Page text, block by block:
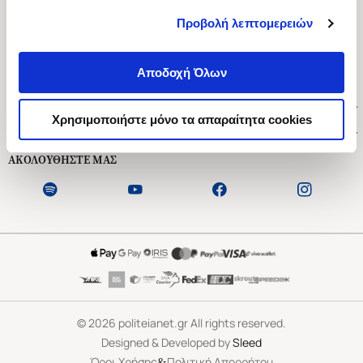
Προβολή λεπτομερειών
Αποδοχή Όλων
Χρησιμοποιήστε μόνο τα απαραίτητα cookies
Ασκληπιού 1-3, Αθήνα 106 79
Δευτέρα - Παρασκευή 09:00-21:00
Εξυπηρέτηση Πελατών
ΑΚΟΛΟΥΘΗΣΤΕ ΜΑΣ
©2026 politeianet.gr All rights reserved.
Designed & Developed bySleed